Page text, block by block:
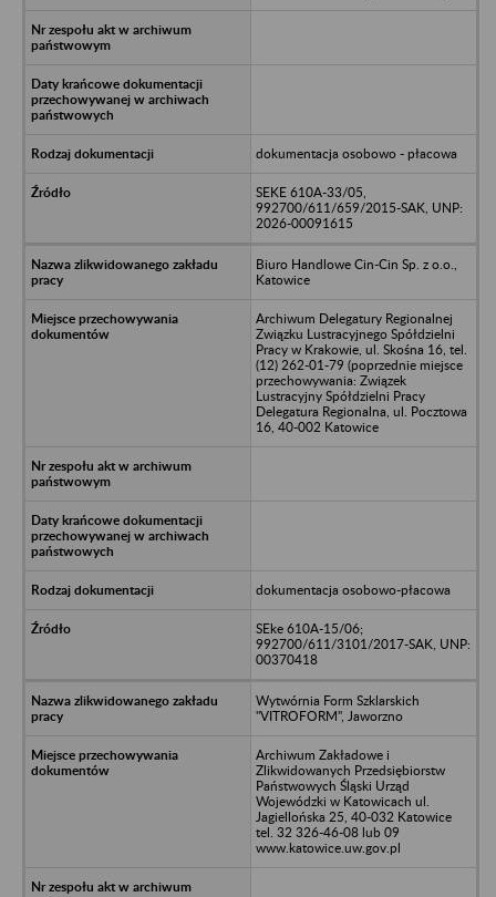
dokumentacja osobowo - płacowa
SEKE 610A-33/05,
992700/611/659/2015-SAK, UNP:
2026-00091615
Biuro Handlowe Cin-Cin Sp. z o.o.,
Katowice
Archiwum Delegatury Regionalnej
Związku Lustracyjnego Spółdzielni
Pracy w Krakowie, ul. Skośna 16, tel.
(12) 262-01-79 (poprzednie miejsce
przechowywania: Związek
Lustracyjny Spółdzielni Pracy
Delegatura Regionalna, ul. Pocztowa
16, 40-002 Katowice
dokumentacja osobowo-płacowa
SEke 610A-15/06;
992700/611/3101/2017-SAK, UNP:
00370418
Wytwórnia Form Szklarskich
"VITROFORM", Jaworzno
Archiwum Zakładowe i
Zlikwidowanych Przedsiębiorstw
Państwowych Śląski Urząd
Wojewódzki w Katowicach ul.
Jagiellońska 25, 40-032 Katowice
tel. 32 326-46-08 lub 09
www.katowice.uw.gov.pl